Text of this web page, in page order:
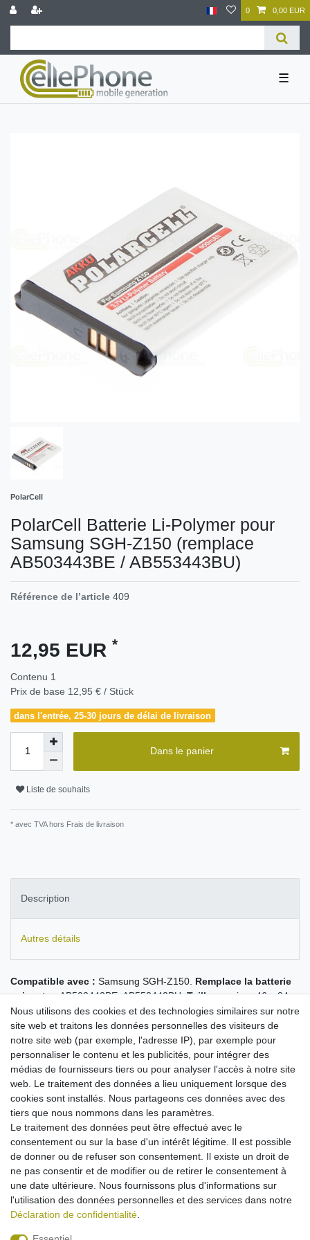
0 0,00 EUR
☰
PolarCell
PolarCell Batterie Li-Polymer pour
Samsung SGH-Z150 (remplace
AB503443BE / AB553443BU)
Référence de l’article 409
12,95 EUR *
Contenu 1
Prix de base 12,95 € / Stück
dans l'entrée, 25-30 jours de délai de livraison
Dans le panier
Liste de souhaits
* avec TVA hors Frais de livraison
Description
Autres détails
Compatible avec : Samsung SGH-Z150. Remplace la batterie
suivante :AB503443BE, AB553443BU.Taille :environ 46 x 34 x
5 mm.capacité 900 mAh.
la batterie la plus performante de ce type sur le marché
fournie avec des cellules de qualité
batteries PolarCell de qualité contrôlée
pas de batterie bon marché, mais un produit de marque
rigoureusement contrôlé conformément à toutes les
normes UE
protection contre la surcharge, la surchauffe et les courts-
circuits
rechargeable avec le bloc d'alimentation d'origine
technologie Li-Polymer de pointe: haute capacité sans effet
mémoire
Nous utilisons des cookies et des technologies similaires sur notre
site web et traitons les données personnelles des visiteurs de
notre site web (par exemple, l'adresse IP), par exemple pour
personnaliser le contenu et les publicités, pour intégrer des
médias de fournisseurs tiers ou pour analyser l'accès à notre site
web. Le traitement des données a lieu uniquement lorsque des
cookies sont installés. Nous partageons ces données avec des
tiers que nous nommons dans les paramètres.
Le traitement des données peut être effectué avec le
consentement ou sur la base d'un intérêt légitime. Il est possible
de donner ou de refuser son consentement. Il existe un droit de
ne pas consentir et de modifier ou de retirer le consentement à
une date ultérieure. Nous fournissons plus d'informations sur
l'utilisation des données personnelles et des services dans notre
Déclaration de confidentialité